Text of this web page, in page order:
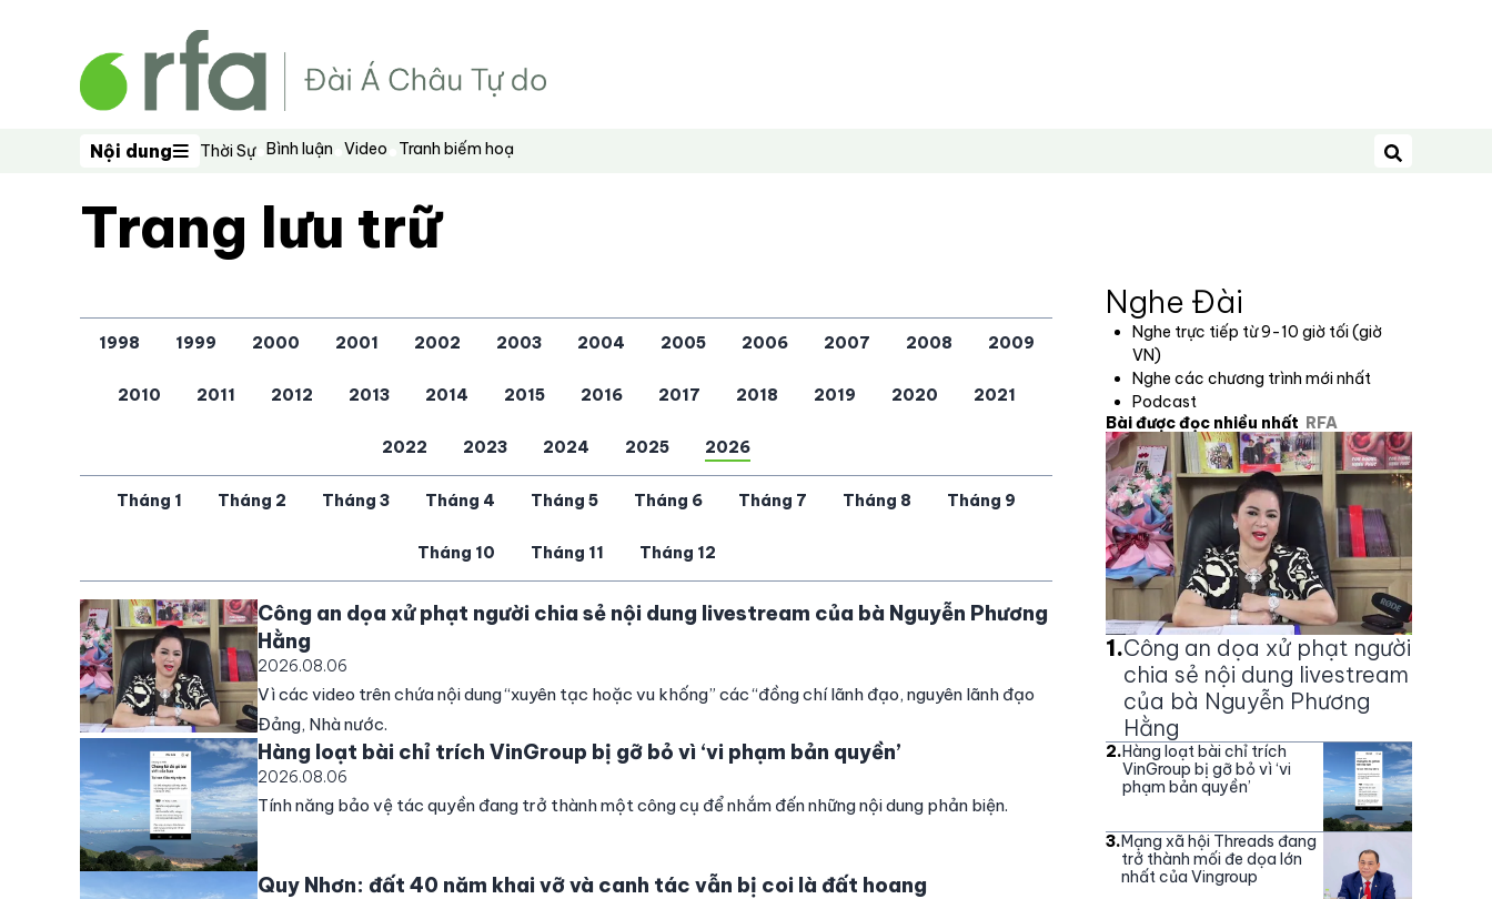
Bỏ qua nội dung chính
Nội dung
Nội dung Thời Sự Bình luận Video Tranh biếm hoạ
Tìm kiếm
Trang lưu trữ
1998 1999 2000 2001 2002 2003 2004 2005 2006 2007 2008 2009
2010 2011 2012 2013 2014 2015 2016 2017 2018 2019 2020 2021
2022 2023 2024 2025 2026
Tháng 1 Tháng 2 Tháng 3 Tháng 4 Tháng 5 Tháng 6 Tháng 7 Tháng 8 Tháng 9
Tháng 10 Tháng 11 Tháng 12
Công an dọa xử phạt người chia sẻ nội dung livestream của bà Nguyễn Phương
Hằng
2026.08.06
Vì các video trên chứa nội dung “xuyên tạc hoặc vu khống” các “đồng chí lãnh đạo, nguyên lãnh đạo
Đảng, Nhà nước.
Hàng loạt bài chỉ trích VinGroup bị gỡ bỏ vì ‘vi phạm bản quyền’
2026.08.06
Tính năng bảo vệ tác quyền đang trở thành một công cụ để nhắm đến những nội dung phản biện.
Quy Nhơn: đất 40 năm khai vỡ và canh tác vẫn bị coi là đất hoang
Nghe Đài
Nghe trực tiếp từ 9-10 giờ tối (giờ
VN)
Nghe các chương trình mới nhất
Podcast
Bài được đọc nhiều nhất RFA
1.Công an dọa xử phạt người
chia sẻ nội dung livestream
của bà Nguyễn Phương
Hằng
2.Hàng loạt bài chỉ trích
VinGroup bị gỡ bỏ vì ‘vi
phạm bản quyền’
3.Mạng xã hội Threads đang
trở thành mối đe dọa lớn
nhất của Vingroup